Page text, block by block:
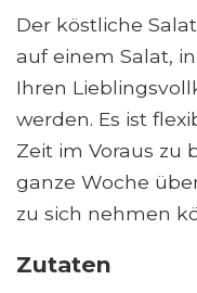
Der köstliche
auf einem Salat,
Ihren
werden. Es ist
Zeit im Voraus zu
ganze Woche
zu sich nehmen
Zutaten